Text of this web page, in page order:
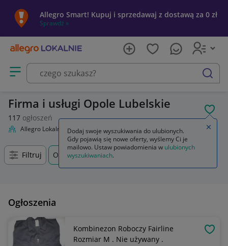
Allegro Smart! Kupuj i sprzedawaj z dostawą za 0 zł
Sprawdź »
Otwórz menu z kategoriami
szukaj
Firma i usługi Opole Lubelskie
117 ogłoszeń
Allegro Lokalnie Firma i usługi
Filtruj Opole Lubelskie, Lubelskie, +0 km
Ogłoszenia
Kombinezon Roboczy Fairline
Rozmiar M . Nie używany .
Dodaj swoje wyszukiwania do ulubionych.
Gdy pojawią się nowe oferty, wyślemy Ci je
mailowo. Ustaw powiadomienia w ulubionych
wyszukiwaniach.